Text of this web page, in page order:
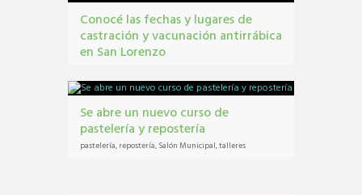
Conocé las fechas y lugares de
castración y vacunación antirrábica
en San Lorenzo
Se abre un nuevo curso de
pastelería y repostería
pastelería,repostería,Salón Municipal,talleres